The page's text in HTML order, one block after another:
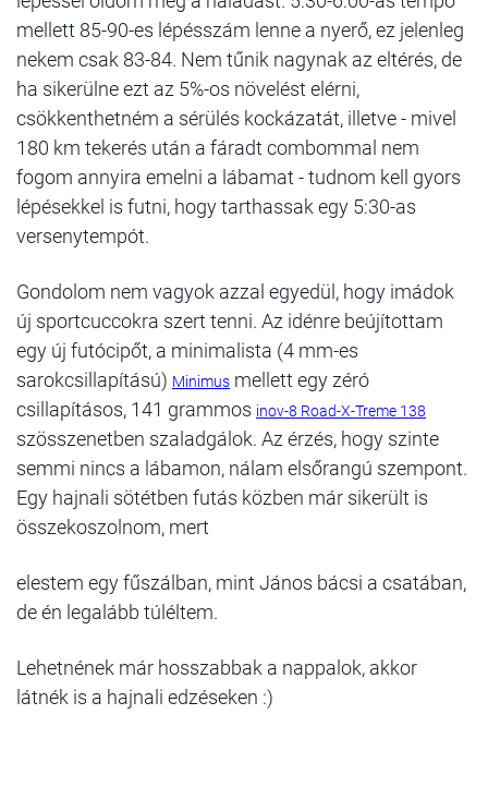
mellett 85-90-es lépésszám lenne a nyerő, ez jelenleg
nekem csak 83-84. Nem tűnik nagynak az eltérés, de
ha sikerülne ezt az 5%-os növelést elérni,
csökkenthetném a sérülés kockázatát, illetve - mivel
180 km tekerés után a fáradt combommal nem
fogom annyira emelni a lábamat - tudnom kell gyors
lépésekkel is futni, hogy tarthassak egy 5:30-as
versenytempót.
Gondolom nem vagyok azzal egyedül, hogy imádok
új sportcuccokra szert tenni. Az idénre beújítottam
egy új futócipőt, a minimalista (4 mm-es
sarokcsillapítású) Minimus mellett egy zéró
csillapításos, 141 grammos inov-8 Road-X-Treme 138
szösszenetben szaladgálok. Az érzés, hogy szinte
semmi nincs a lábamon, nálam elsőrangú szempont.
Egy hajnali sötétben futás közben már sikerült is
összekoszolnom, mert
elestem egy fűszálban, mint János bácsi a csatában,
de én legalább túléltem.
Lehetnének már hosszabbak a nappalok, akkor
látnék is a hajnali edzéseken :)